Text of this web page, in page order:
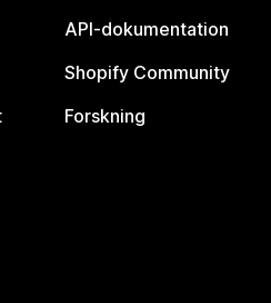
API-dokumentation
Shopify Community
Forskning